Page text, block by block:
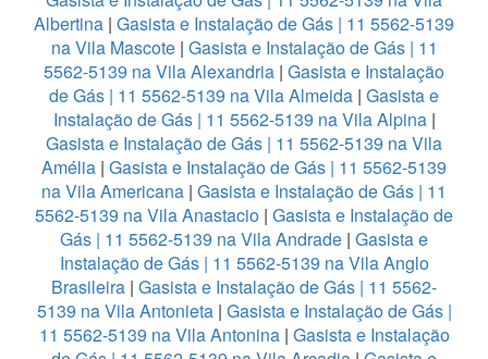
Albertina | Gasista e Instalação de Gás | 11 5562-5139
na Vila Mascote| Gasista e Instalação de Gás | 11
5562-5139 na Vila Alexandria | Gasista e Instalação
de Gás | 11 5562-5139 na Vila Almeida | Gasista e
Instalação de Gás | 11 5562-5139 na Vila Alpina |
Gasista e Instalação de Gás | 11 5562-5139 na Vila
Amélia | Gasista e Instalação de Gás | 11 5562-5139
na Vila Americana | Gasista e Instalação de Gás | 11
5562-5139 na Vila Anastacio | Gasista e Instalação de
Gás | 11 5562-5139 na Vila Andrade | Gasista e
Instalação de Gás | 11 5562-5139 na Vila Anglo
Brasileira | Gasista e Instalação de Gás | 11 5562-
5139 na Vila Antonieta| Gasista e Instalação de Gás |
11 5562-5139 na Vila Antonina| Gasista e Instalação